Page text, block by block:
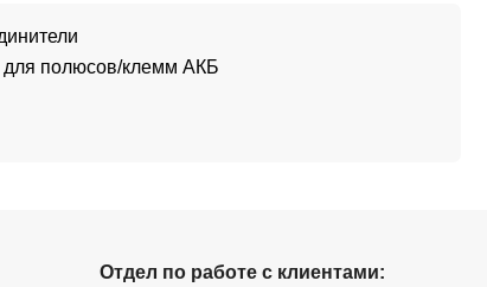
для полюсов/клемм АКБ
Отдел по работе с клиентами: